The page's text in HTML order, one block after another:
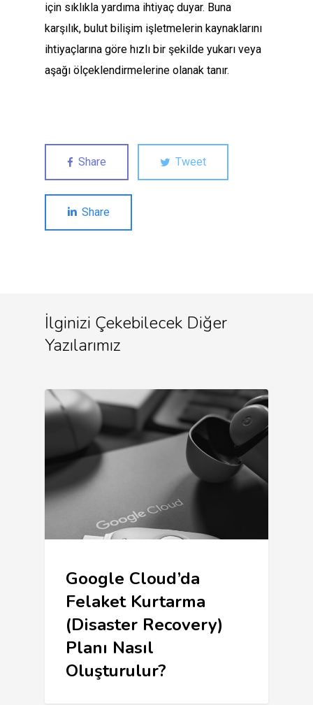
için sıklıkla yardıma ihtiyaç duyar. Buna
karşılık, bulut bilişim işletmelerin kaynaklarını
ihtiyaçlarına göre hızlı bir şekilde yukarı veya
aşağı ölçeklendirmelerine olanak tanır.
Share Tweet
Share
İlginizi Çekebilecek Diğer
Yazılarımız
Google Cloud’da
Felaket Kurtarma
(Disaster Recovery)
Planı Nasıl
Oluşturulur?